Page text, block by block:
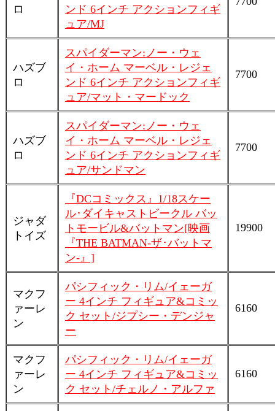
ロ
ンド 6インチ アクションフィギ
ュア/MJ
ハズブ
ロ
スパイダーマン:ノー・ウェ
イ・ホーム マーベル・レジェ
ンド 6インチ アクションフィギ
ュア/マット・マードック
7700
ハズブ
ロ
スパイダーマン:ノー・ウェ
イ・ホーム マーベル・レジェ
ンド 6インチ アクションフィギ
ュア/サンドマン
7700
ジャダ
トイズ
『DCコミックス』1/18スケー
ル･ダイキャストビークル バッ
トモービル&バットマン[映画
『THE BATMAN-ザ･バットマ
ン-』]
19900
マクフ
ァーレ
ン
パシフィック・リム/イェーガ
ー 4インチ フィギュア&コミッ
ク セット/ジプシー・デンジャ
ー
6160
マクフ
ァーレ
ン
パシフィック・リム/イェーガ
ー 4インチ フィギュア&コミッ
ク セット/チェルノ・アルファ
6160